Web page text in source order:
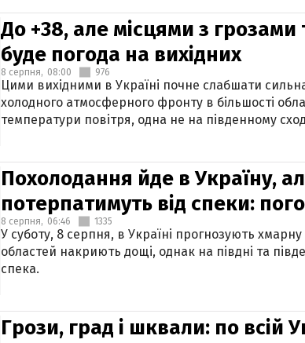
До +38, але місцями з
буде погода на вихідних
8 серпня, 08:00 976
Цими вихідними в Україні почне слабшати
холодного атмосферного фронту в більшості
температури повітря, одна не на південному
Похолодання йде в Україну,
потерпатимуть від спеки:
8 серпня, 06:46 1335
У суботу, 8 серпня, в Україні прогнозують
областей накриють дощі, однак на півдні та
спека.
Грози, град і шквали: по всій